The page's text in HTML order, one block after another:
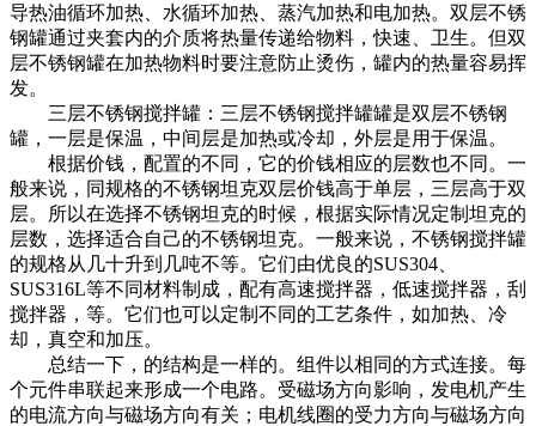
导热油循环加热、水循环加热、蒸汽加热和电加热。双层不锈
钢罐通过夹套内的介质将热量传递给物料，快速、卫生。但双
层不锈钢罐在加热物料时要注意防止烫伤，罐内的热量容易挥
发。
三层不锈钢搅拌罐：三层不锈钢搅拌罐罐是双层不锈钢
罐，一层是保温，中间层是加热或冷却，外层是用于保温。
根据价钱，配置的不同，它的价钱相应的层数也不同。一
般来说，同规格的不锈钢坦克双层价钱高于单层，三层高于双
层。所以在选择不锈钢坦克的时候，根据实际情况定制坦克的
层数，选择适合自己的不锈钢坦克。一般来说，不锈钢搅拌罐
的规格从几十升到几吨不等。它们由优良的SUS304、
SUS316L等不同材料制成，配有高速搅拌器，低速搅拌器，刮
搅拌器，等。它们也可以定制不同的工艺条件，如加热、冷
却，真空和加压。
总结一下，的结构是一样的。组件以相同的方式连接。每
个元件串联起来形成一个电路。受磁场方向影响，发电机产生
的电流方向与磁场方向有关；电机线圈的受力方向与磁场方向